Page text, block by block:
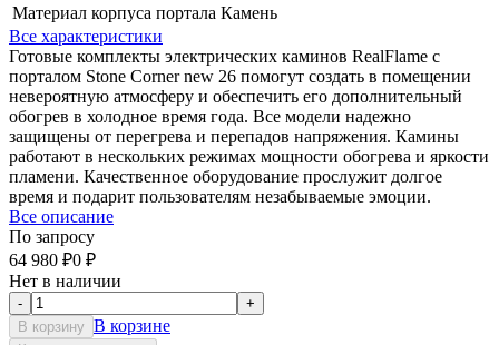
Материал корпуса портала Камень
Все характеристики
Готовые комплекты электрических каминов RealFlame с
порталом Stone Corner new 26 помогут создать в помещении
невероятную атмосферу и обеспечить его дополнительный
обогрев в холодное время года. Все модели надежно
защищены от перегрева и перепадов напряжения. Камины
работают в нескольких режимах мощности обогрева и яркости
пламени. Качественное оборудование прослужит долгое
время и подарит пользователям незабываемые эмоции.
Все описание
По запросу
64 980 ₽0 ₽
Нет в наличии
-
+
В корзину В корзине